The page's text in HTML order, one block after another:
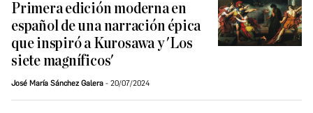
Primera edición moderna en
español de una narración épica
que inspiró a Kurosawa y 'Los
siete magníficos'
José María Sánchez Galera 20/07/2024